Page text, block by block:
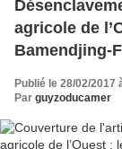
agricole de
Bamendjing-
Publié le 28/02/2017
Par guyzoducamer